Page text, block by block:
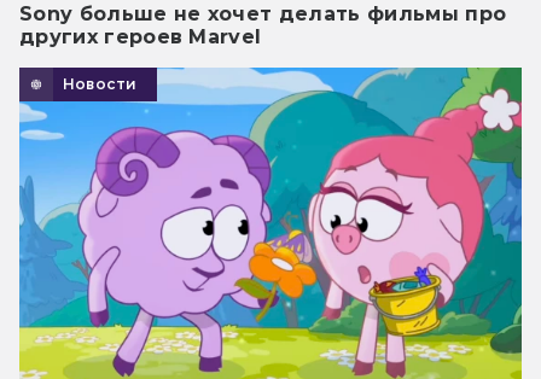
Sony больше не хочет делать фильмы про
других героев Marvel
Новости